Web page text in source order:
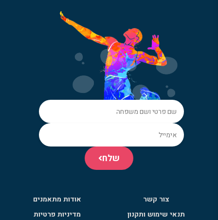
שלח
צור קשר
אודות מתאמנים
תנאי שימוש ותקנון
מדיניות פרטיות